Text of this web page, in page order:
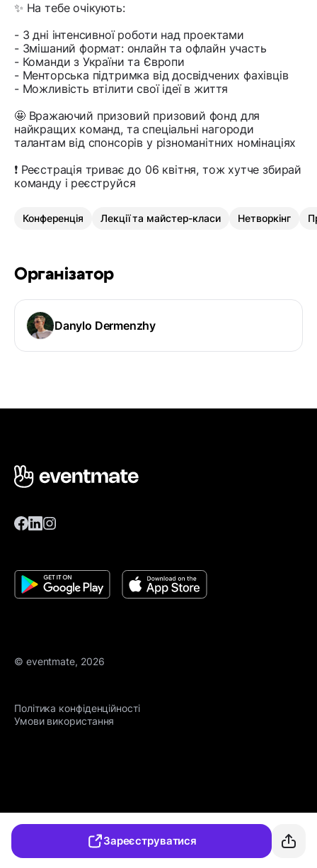
✨ На тебе очікують:
- 3 дні інтенсивної роботи над проектами
- Змішаний формат: онлайн та офлайн участь
- Команди з України та Європи
- Менторська підтримка від досвідчених фахівців
- Можливість втілити свої ідеї в життя
🤩 Вражаючий призовий призовий фонд для
найкращих команд, та спеціальні нагороди
талантам від спонсорів у різноманітних номінаціях
❗️ Реєстрація триває до 06 квітня, тож хутче збирай
команду і реєструйся
Конференція Лекції та майстер-класи Нетворкінг
Організатор
Danylo Dermenzhy
© eventmate, 2026
Політика конфіденційності
Умови використання
Зареєструватися